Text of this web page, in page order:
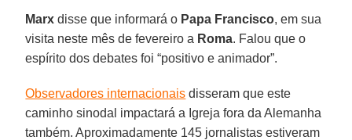
Marx disse que informará o Papa Francisco, em sua
visita neste mês de fevereiro a Roma. Falou que o
espírito dos debates foi “positivo e animador”.
Observadores internacionais disseram que este
caminho sinodal impactará a Igreja fora da Alemanha
também. Aproximadamente 145 jornalistas estiveram